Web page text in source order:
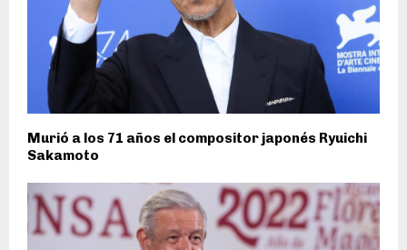
Murió a los 71 años el compositor japonés Ryuichi
Sakamoto